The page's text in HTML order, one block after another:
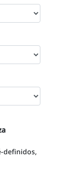
definidos,